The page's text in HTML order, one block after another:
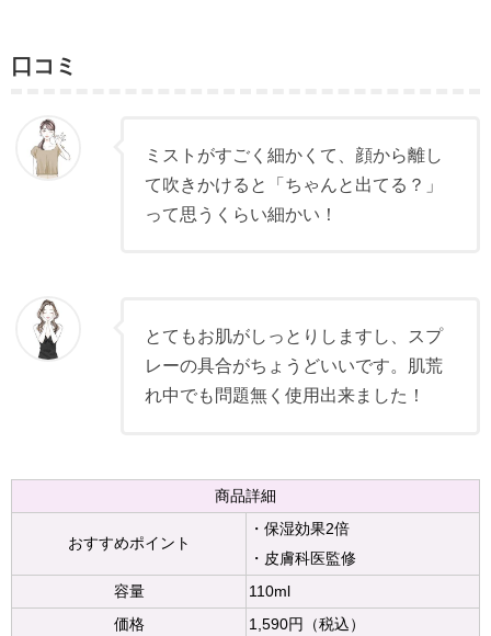
口コミ
ミストがすごく細かくて、顔から離し
て吹きかけると「ちゃんと出てる？」
って思うくらい細かい！
とてもお肌がしっとりしますし、スプ
レーの具合がちょうどいいです。肌荒
れ中でも問題無く使用出来ました！
商品詳細
おすすめポイント
・保湿効果2倍
・皮膚科医監修
容量
110ml
価格
1,590円（税込）